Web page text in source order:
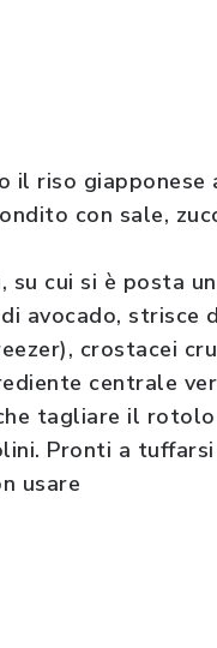
il riso giapponese
con sale,
su cui si è posta
avocado, strisce
crostacei
centrale
tagliare il rotolo
Pronti a
usare